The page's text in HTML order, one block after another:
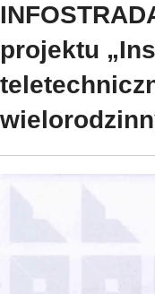
projektu